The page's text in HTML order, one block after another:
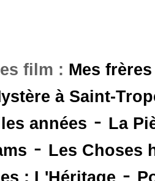
film : Mes
à Saint-
années - La
- Les Choses
: L'Héritage -